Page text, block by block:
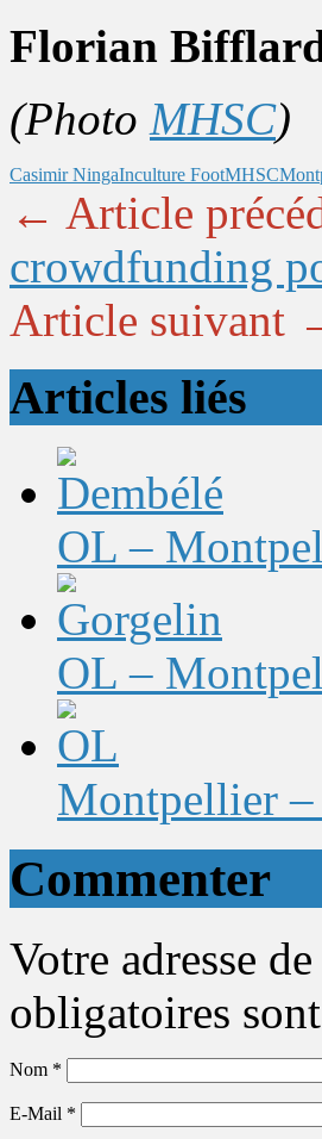
Florian
(Photo MHSC)
Casimir NingaInculture FootMHSC
← Article
crowdfunding
Article suivant
Articles liés
OL –
OL –
Montpellier
Commenter
Votre adresse
obligatoires
Nom *
E-Mail *